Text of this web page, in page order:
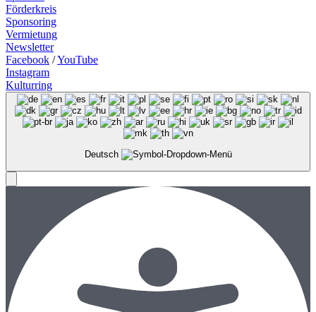
Förderkreis
Sponsoring
Vermietung
Newsletter
Facebook /YouTube
Instagram
Kulturring
Deutsch